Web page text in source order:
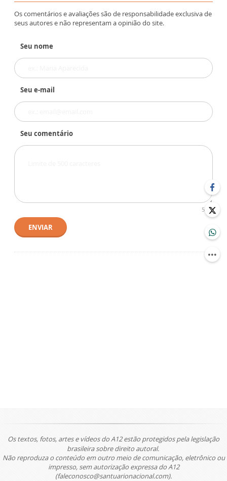
Os comentários e avaliações são de responsabilidade exclusiva de
seus autores e não representam a opinião do site.
Seu nome
Seu e-mail
Seu comentário
500
ENVIAR
Os textos, fotos, artes e vídeos do A12 estão protegidos pela legislação
brasileira sobre direito autoral.
Não reproduza o conteúdo em outro meio de comunicação, eletrônico ou
impresso, sem autorização expressa do A12
(faleconosco@santuarionacional.com).